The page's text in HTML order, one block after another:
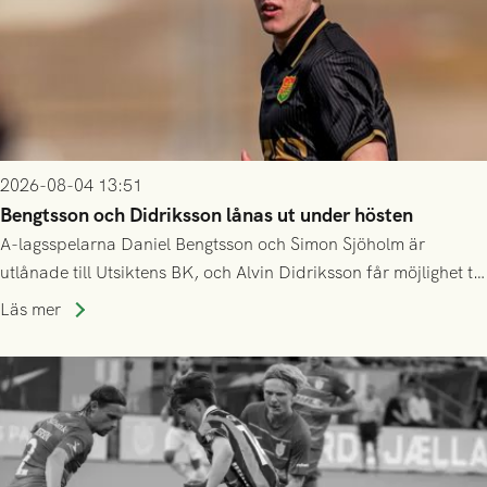
2026-08-04 13:51
Bengtsson och Didriksson lånas ut under hösten
A-lagsspelarna Daniel Bengtsson och Simon Sjöholm är
utlånade till Utsiktens BK, och Alvin Didriksson får möjlighet till
speltid i Hestrafors genom föreningssamarbete.
Läs mer